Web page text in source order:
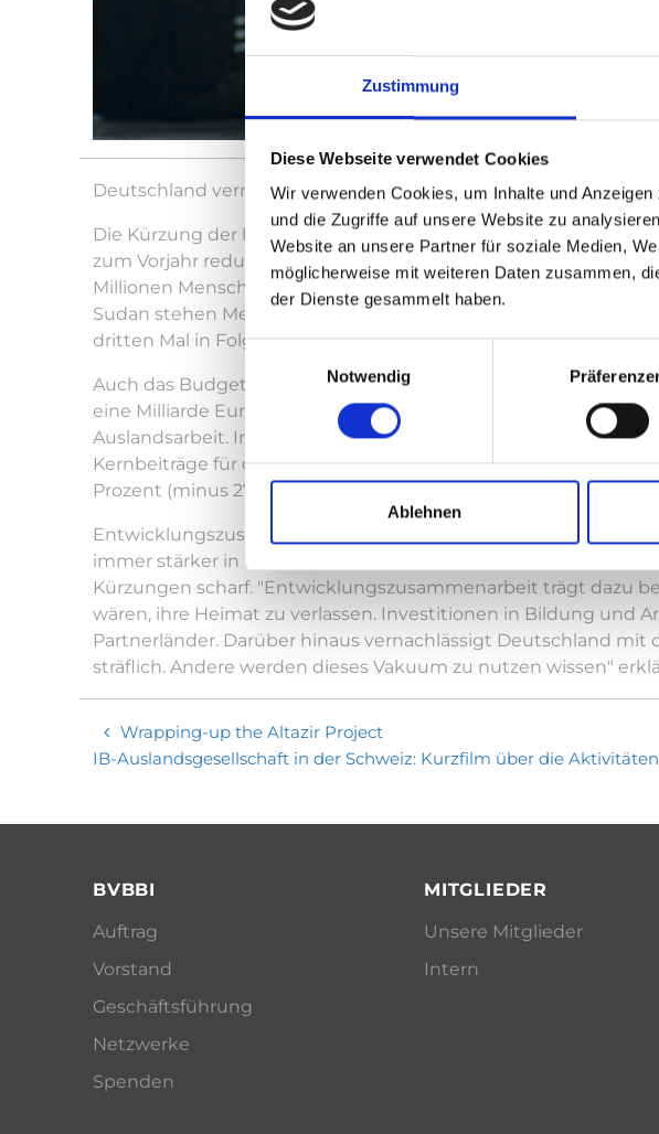
Zustimmung
Diese Webseite verwendet Cookies
Wir verwenden Cookies, um Inhalte und
und die Zugriffe auf unsere Website zu
Website an unsere Partner für soziale Medien,
möglicherweise mit weiteren Daten zusammen,
der Dienste gesammelt haben.
Einwilligungsauswahl
Notwendig
Ablehnen
Deutschland vernachlässigt seine entwicklungspolitischen
Die Kürzung der humanitären Hilfe im Haushaltsentwurf 2025
zum Vorjahr reduziert werden – von 2,2 Milliarden Euro auf
Millionen Menschen sind auf humanitäre Hilfe angewiesen
Sudan stehen Medienberichten zufolge 755.000 Menschen
dritten Mal in Folge – seit 2022 um 67 Prozent bzw. zwei
Auch das Budget des Bundesministeriums für wirtschaftliche
eine Milliarde Euro sinken. Besonders betroffen sind die
Auslandsarbeit. Im Etat des Entwicklungsministeriums sollen
Kernbeiträge für das Welternährungsprogramm um 52
Prozent (minus 27 Millionen Euro) gekürzt werden.
Entwicklungszusammenarbeit und humanitäre Hilfe sind die
immer stärker in Deutschland sichtbar werden. Der
Kürzungen scharf. "Entwicklungszusammenarbeit trägt dazu
wären, ihre Heimat zu verlassen. Investitionen in Bildung
Partnerländer. Darüber hinaus vernachlässigt Deutschland
sträflich. Andere werden dieses Vakuum zu nutzen wissen"
Wrapping-up the Altazir Project
IB-Auslandsgesellschaft in der Schweiz: Kurzfilm über die
BVBBI
Auftrag
Vorstand
Geschäftsführung
Netzwerke
Spenden
MITGLIEDER
Unsere Mitglieder
Intern